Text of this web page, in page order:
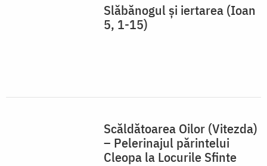
Slăbănogul și iertarea (Ioan
5, 1-15)
Scăldătoarea Oilor (Vitezda)
– Pelerinajul părintelui
Cleopa la Locurile Sfinte